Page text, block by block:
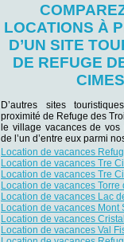
LOCATIONS À
D’UN SITE
DE REFUGE
CIMES
D’autres sites
proximité de Refuge des
le village vacances de vos
de l’un d’entre eux parmi
Location de vacances
Location de vacances Tre
Location de vacances Tre
Location de vacances Torre
Location de vacances Lac
Location de vacances Mont
Location de vacances
Location de vacances Val